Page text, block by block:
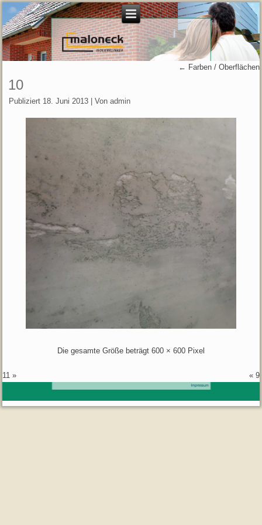
← Farben / Oberflächen
10
Publiziert 18. Juni 2013 |Von admin
Die gesamte Größe beträgt 600 × 600 Pixel
11 » « 9